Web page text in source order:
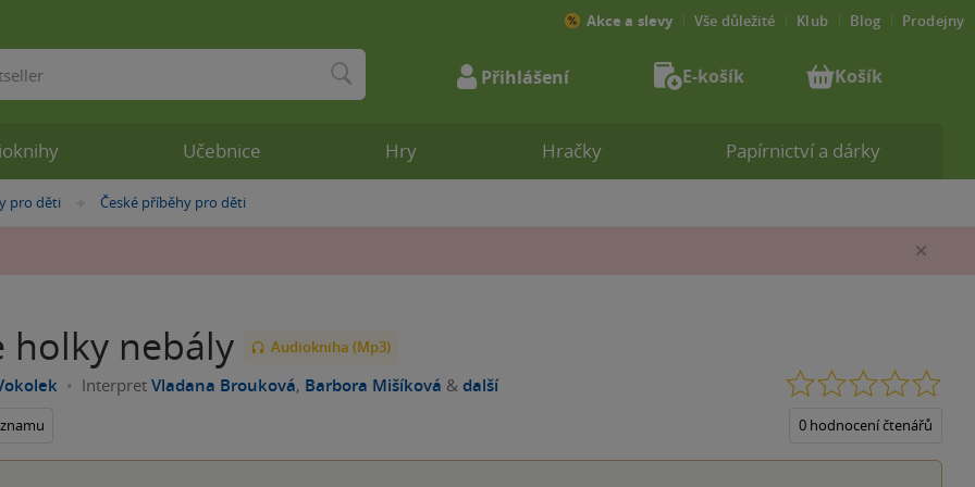
pro děti »
České příběhy pro děti
holky nebály Audiokniha (Mp3)
Interpret Vladana Brouková, Barbora Mišíková & další
0 hodnocení čtenářů
Učebnice Hry Hračky Papírnictví a dárky
Akce a slevy Vše důležité Klub Blog Prodejny
Přihlášení E-košík Košík